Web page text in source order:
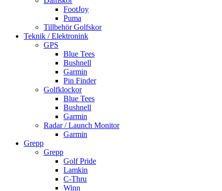
FootJoy
Puma
Tillbehör Golfskor
Teknik / Elektronink
GPS
Blue Tees
Bushnell
Garmin
Pin Finder
Golfklockor
Blue Tees
Bushnell
Garmin
Radar / Launch Monitor
Garmin
Grepp
Grepp
Golf Pride
Lamkin
C-Thru
Winn